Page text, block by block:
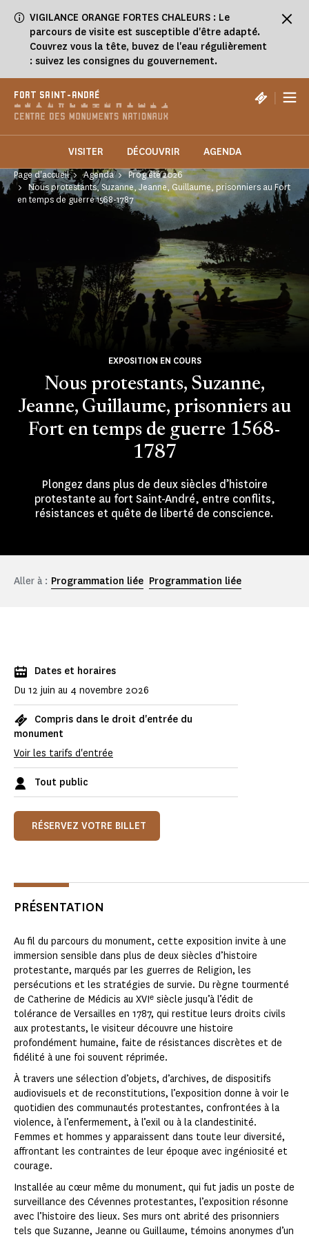
VIGILANCE ORANGE FORTES CHALEURS : Le
parcours de visite est susceptible d'être adapté.
Couvrez vous la tête, buvez de l'eau régulièrement
: suivez les consignes du gouvernement.
FORT SAINT-ANDRÉ |
VISITER DÉCOUVRIR AGENDA
Page d'accueil Agenda
Prog été 2026
Nous protestants, Suzanne, Jeanne, Guillaume, prisonniers au Fort
en temps de guerre 1568-1787
Nous protestants, Suzanne,
Jeanne, Guillaume, prisonniers au
Fort en temps de guerre 1568-
1787
EXPOSITION EN COURS
Plongez dans plus de deux siècles d’histoire
protestante au fort Saint-André, entre conflits,
résistances et quête de liberté de conscience.
Aller à : Programmation liée Programmation liée
Dates et horaires
Du 12 juin au 4 novembre 2026
Compris dans le droit d'entrée du
monument
Voir les tarifs d'entrée
Tout public
RÉSERVEZ VOTRE BILLET
PRÉSENTATION
Au fil du parcours du monument, cette exposition invite à une
immersion sensible dans plus de deux siècles d’histoire
protestante, marqués par les guerres de Religion, les
persécutions et les stratégies de survie. Du règne tourmenté
de Catherine de Médicis au XVIᵉ siècle jusqu’à l’édit de
tolérance de Versailles en 1787, qui restitue leurs droits civils
aux protestants, le visiteur découvre une histoire
profondément humaine, faite de résistances discrètes et de
fidélité à une foi souvent réprimée.
À travers une sélection d’objets, d’archives, de dispositifs
audiovisuels et de reconstitutions, l’exposition donne à voir le
quotidien des communautés protestantes, confrontées à la
violence, à l’enfermement, à l’exil ou à la clandestinité.
Femmes et hommes y apparaissent dans toute leur diversité,
affrontant les contraintes de leur époque avec ingéniosité et
courage.
Installée au cœur même du monument, qui fut jadis un poste de
surveillance des Cévennes protestantes, l’exposition résonne
avec l’histoire des lieux. Ses murs ont abrité des prisonniers
tels que Suzanne, Jeanne ou Guillaume, témoins anonymes d’un